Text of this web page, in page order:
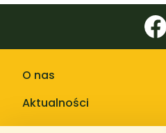
O nas
Aktualności